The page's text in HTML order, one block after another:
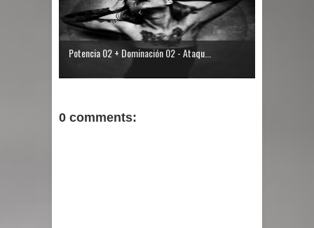
Potencia 02 + Dominación 02 - Ataqu...
0 comments: